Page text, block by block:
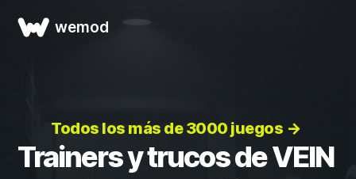
wemod
Todos los más de 3000 juegos →
Trainers y trucos de VEIN